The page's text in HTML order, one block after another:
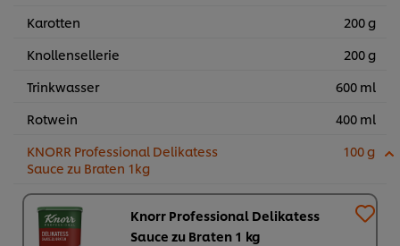
Karotten
200 g
Knollensellerie
200 g
Trinkwasser
600 ml
Rotwein
400 ml
KNORR Professional Delikatess
Sauce zu Braten 1kg
100 g
Knorr Professional Delikatess
Sauce zu Braten 1 kg